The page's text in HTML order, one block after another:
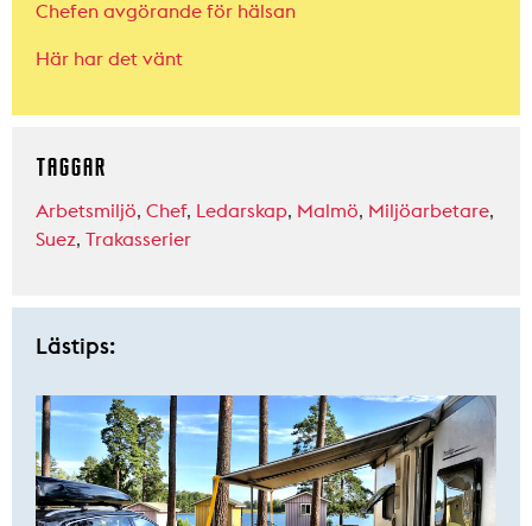
Chefen avgörande för hälsan
Här har det vänt
TAGGAR
Arbetsmiljö, Chef, Ledarskap, Malmö, Miljöarbetare,
Suez, Trakasserier
Lästips: